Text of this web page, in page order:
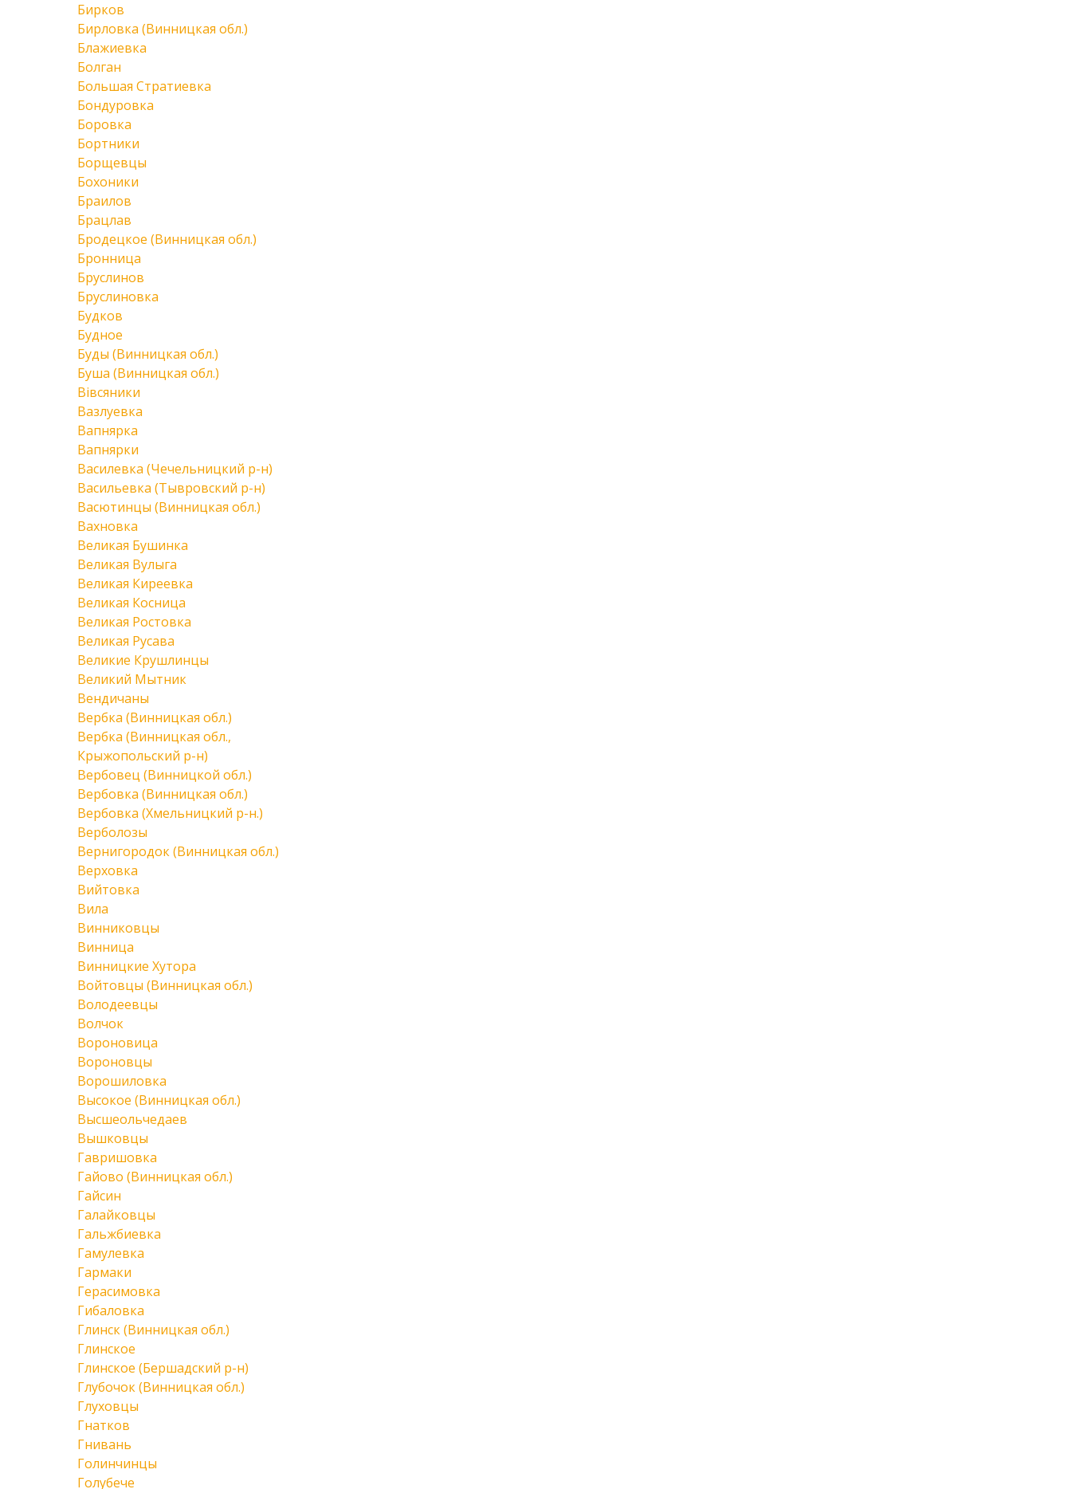
Бирков
Бирловка (Винницкая обл.)
Блажиевка
Болган
Большая Стратиевка
Бондуровка
Боровка
Бортники
Борщевцы
Бохоники
Браилов
Брацлав
Бродецкое (Винницкая обл.)
Бронница
Бруслинов
Бруслиновка
Будков
Будное
Буды (Винницкая обл.)
Буша (Винницкая обл.)
Вівсяники
Вазлуевка
Вапнярка
Вапнярки
Василевка (Чечельницкий р-н)
Васильевка (Тывровский р-н)
Васютинцы (Винницкая обл.)
Вахновка
Великая Бушинка
Великая Вулыга
Великая Киреевка
Великая Косница
Великая Ростовка
Великая Русава
Великие Крушлинцы
Великий Мытник
Вендичаны
Вербка (Винницкая обл.)
Вербка (Винницкая обл.,
Крыжопольский р-н)
Вербовец (Винницкой обл.)
Вербовка (Винницкая обл.)
Вербовка (Хмельницкий р-н.)
Верболозы
Вернигородок (Винницкая обл.)
Верховка
Вийтовка
Вила
Винниковцы
Винница
Винницкие Хутора
Войтовцы (Винницкая обл.)
Володеевцы
Волчок
Вороновица
Вороновцы
Ворошиловка
Высокое (Винницкая обл.)
Высшеольчедаев
Вышковцы
Гавришовка
Гайово (Винницкая обл.)
Гайсин
Галайковцы
Гальжбиевка
Гамулевка
Гармаки
Герасимовка
Гибаловка
Глинск (Винницкая обл.)
Глинское
Глинское (Бершадский р-н)
Глубочок (Винницкая обл.)
Глуховцы
Гнатков
Гнивань
Голинчинцы
Голубече